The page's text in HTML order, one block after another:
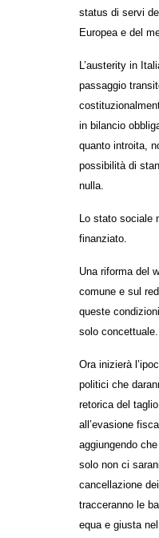
status di servi
Europea e del
L’austerity in
passaggio
in bilancio
quanto introita,
possibilità di
nulla.
Lo stato sociale
finanziato.
Una riforma del
comune e sul
queste
solo concettuale.
Ora inizierà
politici che
retorica del
all’evasione
aggiungendo
solo non ci
cancellazione
tracceranno le
equa e giusta